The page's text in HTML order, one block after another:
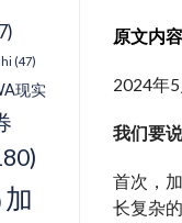
(47)
现实
加
原文内容
2024年
我们要
首次，
长复杂